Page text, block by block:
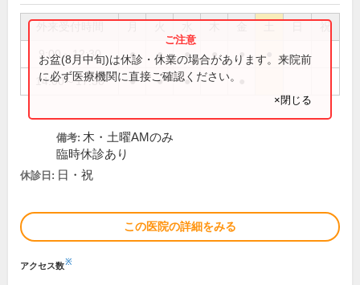
祝
9:00～12:30 ● ● ● ● ●
14:00～17:30 ● ● ●
お盆(8月中旬)は休診・休業の場合があります。来院前
に必ず医療機関に直接ご確認ください。
×閉じる
備考: 木・土曜AMのみ
臨時休診あり
休診日: 日・祝
この医院の詳細をみる
アクセス数※